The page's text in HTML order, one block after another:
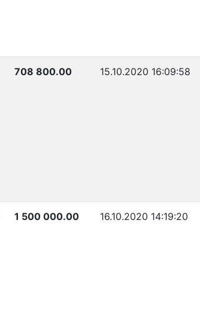
708 800.00 15.10.2020 16:09:58
1 500 000.00 16.10.2020 14:19:20